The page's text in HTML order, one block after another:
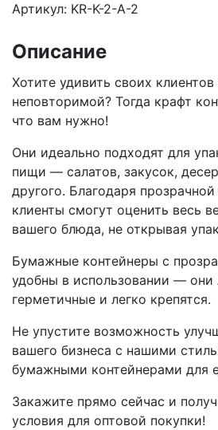
Артикул: KR-K-2-A-2
Описание
Хотите удивить своих
неповторимой? Тогда крафт
что вам нужно!
Они идеально подходят для
пищи — салатов, закусок,
другого. Благодаря
клиенты смогут оценить весь
вашего блюда, не открывая
Бумажные контейнеры с
удобны в использовании — они
герметичные и легко крепятся.
Не упустите возможность
вашего бизнеса с нашими
бумажными контейнерами для
Закажите прямо сейчас и
условия для оптовой покупки!